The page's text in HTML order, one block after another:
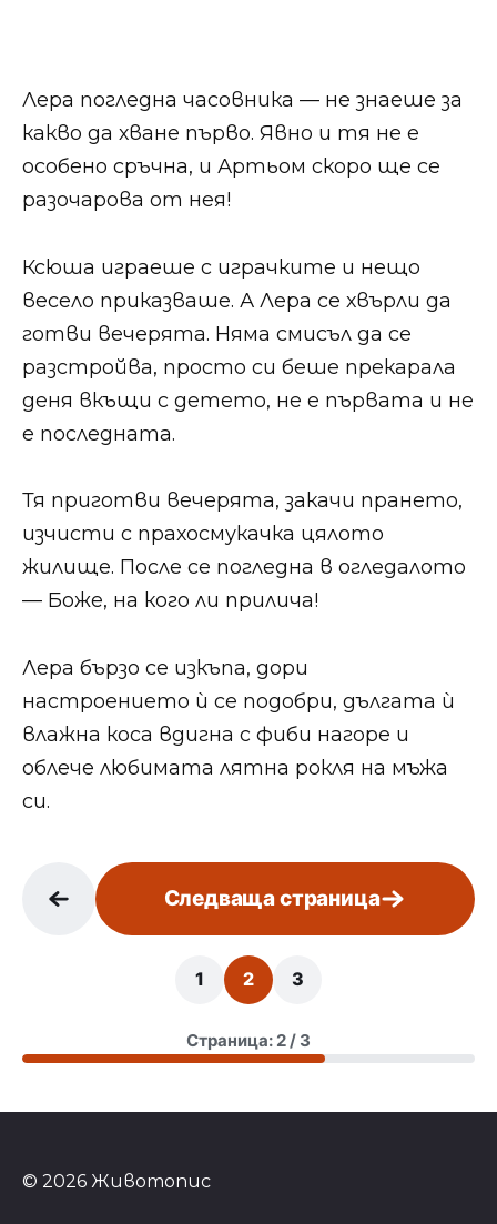
Лера погледна часовника — не знаеше за
какво да хване първо. Явно и тя не е
особено сръчна, и Артьом скоро ще се
разочарова от нея!
Ксюша играеше с играчките и нещо
весело приказваше. А Лера се хвърли да
готви вечерята. Няма смисъл да се
разстройва, просто си беше прекарала
деня вкъщи с детето, не е първата и не
е последната.
Тя приготви вечерята, закачи прането,
изчисти с прахосмукачка цялото
жилище. После се погледна в огледалото
— Боже, на кого ли прилича!
Лера бързо се изкъпа, дори
настроението ѝ се подобри, дългата ѝ
влажна коса вдигна с фиби нагоре и
облече любимата лятна рокля на мъжа
си.
Следваща страница
1 2 3
Страница: 2 / 3
© 2026 Животопис